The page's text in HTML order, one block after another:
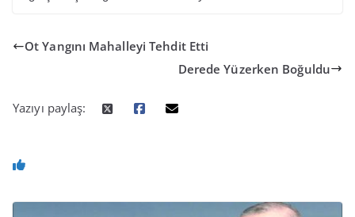
Ot Yangını Mahalleyi Tehdit Etti
Derede Yüzerken Boğuldu
Yazıyı paylaş: